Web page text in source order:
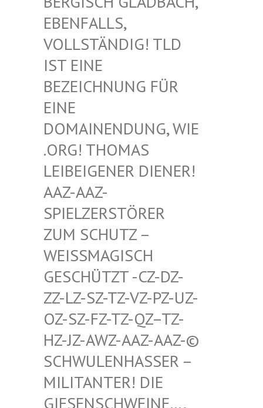
LLS, VOLLST
ÄNDIG! TLD IST EI
NE BEZEIC
HNUNG FÜR EINE D
OMAIN
ENDUNG, WIE .ORG!
THOMAS LEIBEI
GENER DIENER! AAZ-AA
Z-SPIELZ
ERSTÖRER ZUM SC
HUTZ – WEISSMA
GISCH GESCHÜT
ZT -CZ-DZ-ZZ-LZ-S
Z-TZ-VZ-PZ-UZ-OZ-SZ-F
Z-TZ-QZ–TZ-HZ-JZ-A
WZ-AAZ-AAZ-© SCHWULE
NHASSER – MILITAN
TER! DIE GIESENS
CHWEINE…, HERBSTS